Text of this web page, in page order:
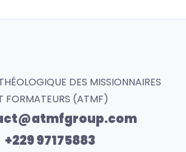
DES MISSIONNAIRES
FORMATEURS (ATMF)
+229 97175883